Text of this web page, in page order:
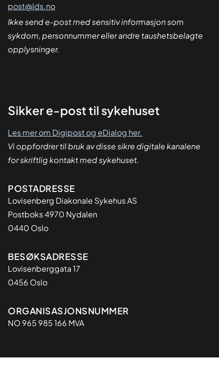
post@lds.no
Ikke send e-post med sensitiv informasjon som
sykdom, personnummer eller andre taushetsbelagte
opplysninger.
Sikker
Sikker e-post til sykehuset
Les mer om Digipost og eDialog her.
Vi oppfordrer til bruk av disse sikre digitale kanalene
for skriftlig kontakt med sykehuset.
Adresse
POSTADRESSE
Lovisenberg Diakonale Sykehus AS
Postboks 4970 Nydalen
0440 Oslo
BESØKSADRESSE
Lovisenberggata 17
0456 Oslo
Organisasjon
ORGANISASJONSNUMMER
NO 965 985 166 MVA